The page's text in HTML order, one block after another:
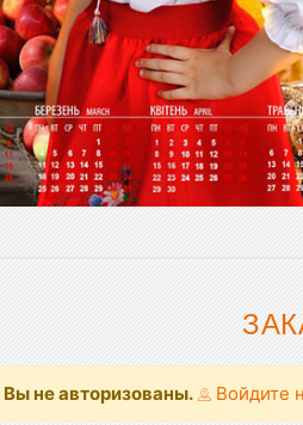
Вы не авторизованы. Войдите